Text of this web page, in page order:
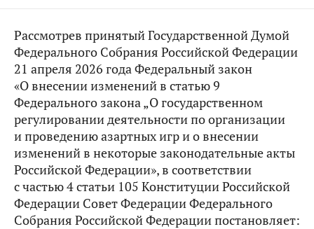
Рассмотрев принятый Государственной Думой
Федерального Собрания Российской Федерации
21 апреля 2026 года Федеральный закон
«О внесении изменений в статью 9
Федерального закона „О государственном
регулировании деятельности по организации
и проведению азартных игр и о внесении
изменений в некоторые законодательные акты
Российской Федерации», в соответствии
с частью 4 статьи 105 Конституции Российской
Федерации Совет Федерации Федерального
Собрания Российской Федерации постановляет: